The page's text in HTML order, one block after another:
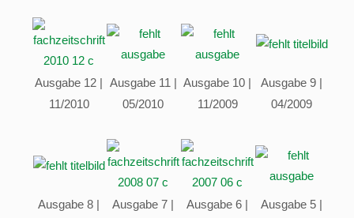
Ausgabe 12 |
11/2010
Ausgabe 11 |
05/2010
Ausgabe 10 |
11/2009
Ausgabe 9 |
04/2009
Ausgabe 8 |
Ausgabe 7 |
Ausgabe 6 |
Ausgabe 5 |